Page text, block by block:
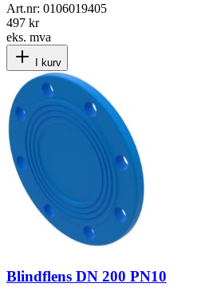
Art.nr: 0106019405
497 kr
eks. mva
I kurv
Blindflens DN 200 PN10